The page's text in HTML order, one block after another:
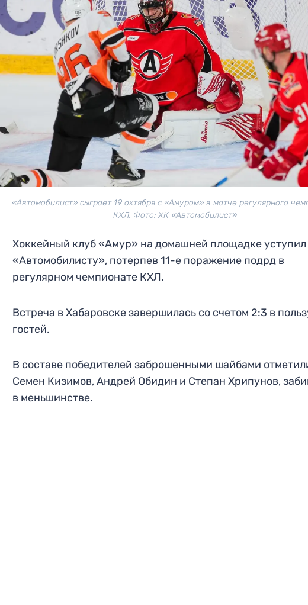
«Автомобилист» сыграет 19 октября с «Амуром» в матче регулярного
КХЛ. Фото: ХК «Автомобилист»
Хоккейный клуб «Амур» на домашней площадке уступил
«Автомобилисту», потерпев 11-е поражение подрд в
регулярном чемпионате КХЛ.
Встреча в Хабаровске завершилась со счетом 2:3 в
гостей.
В составе победителей заброшенными шайбами
Семен Кизимов, Андрей Обидин и Степан Хрипунов,
в меньшинстве.